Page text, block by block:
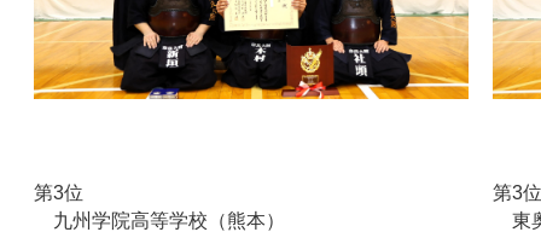
第3位
九州学院高等学校（熊本）
第3位
東